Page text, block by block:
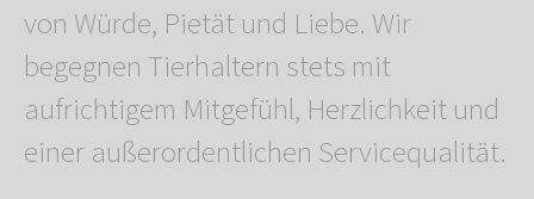
von Würde, Pietät und Liebe. Wir
begegnen Tierhaltern stets mit
aufrichtigem Mitgefühl, Herzlichkeit und
einer außerordentlichen Servicequalität.